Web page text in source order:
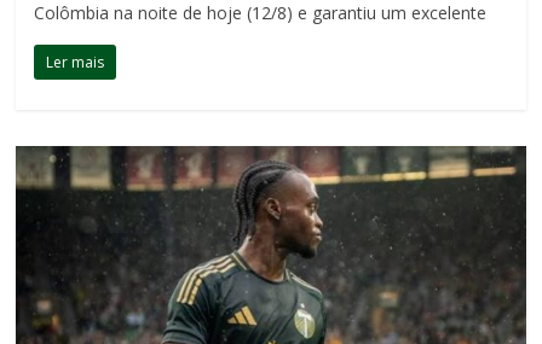
Colômbia na noite de hoje (12/8) e garantiu um excelente
Ler mais